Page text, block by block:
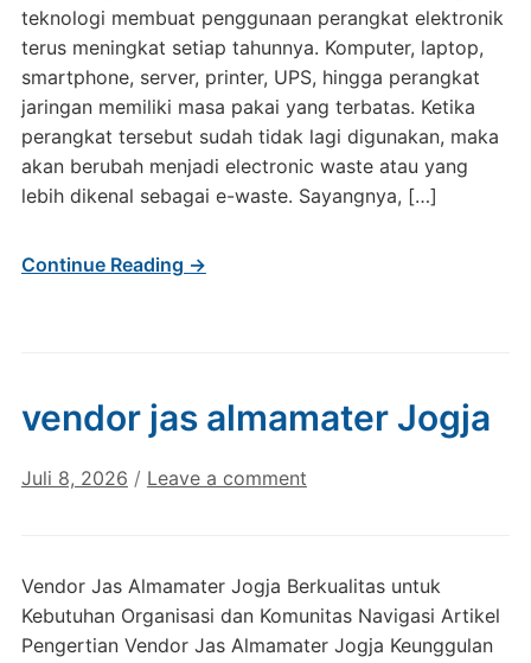
teknologi membuat penggunaan perangkat elektronik
terus meningkat setiap tahunnya. Komputer, laptop,
smartphone, server, printer, UPS, hingga perangkat
jaringan memiliki masa pakai yang terbatas. Ketika
perangkat tersebut sudah tidak lagi digunakan, maka
akan berubah menjadi electronic waste atau yang
lebih dikenal sebagai e-waste. Sayangnya, […]
Continue Reading →
vendor jas almamater Jogja
Juli 8, 2026 / Leave a comment
Vendor Jas Almamater Jogja Berkualitas untuk
Kebutuhan Organisasi dan Komunitas Navigasi Artikel
Pengertian Vendor Jas Almamater Jogja Keunggulan